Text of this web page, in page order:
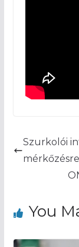
Szurkolói
mérkőzésre
You